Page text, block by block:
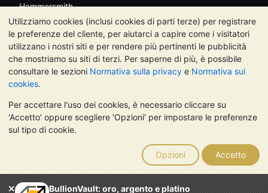
Utilizziamo cookies (inclusi cookies di parti terze) per registrare
le preferenze del cliente, per aiutarci a capire come i visitatori
utilizzano i nostri siti e per rendere più pertinenti le pubblicità
che mostriamo su siti di terzi. Per saperne di più, è possibile
consultare le sezioni Normativa sulla privacy e Normativa sui
cookies.
Per accettare l'uso dei cookies, è necessario cliccare su
'Accetto' oppure scegliere 'Opzioni' per impostare le preferenze
sul tipo di cookie.
Opzioni Accetto
BullionVault: oro, argento e platino
Hammersmith
Londra
W6 8DA
Regno Unito
TrustScore 4.7 | 488 recensioni
NOTA BENE: Il valore dei metalli preziosi può diminuire o
aumentare, e i trend storici non sono predittori dell'andamento
futuro. Nulla di quanto contenuto nei siti web di BullionVault o
nelle sue comunicazioni costituisce una consulenza sugli
investimenti. Si consiglia di rivolgersi a un professionista per
stabilire se l'investimento in metalli preziosi è adatto alle proprie